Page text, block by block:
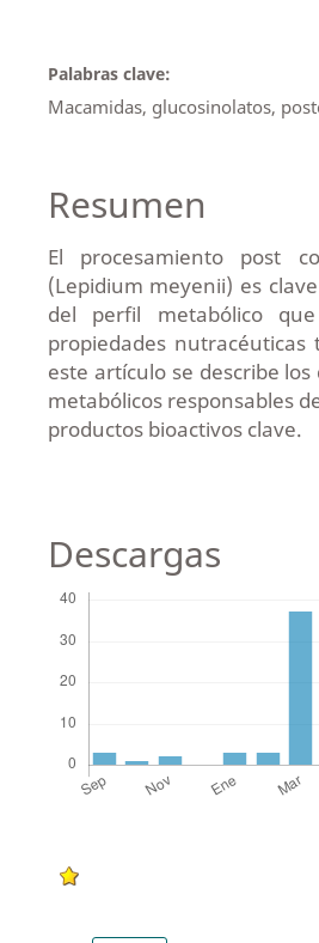
Palabras clave:
Macamidas, glucosinolatos,
Resumen
El procesamiento post
(Lepidium meyenii) es
del perfil metabólico
propiedades nutracéuticas
este artículo se describe
metabólicos responsables
productos bioactivos clave.
Descargas